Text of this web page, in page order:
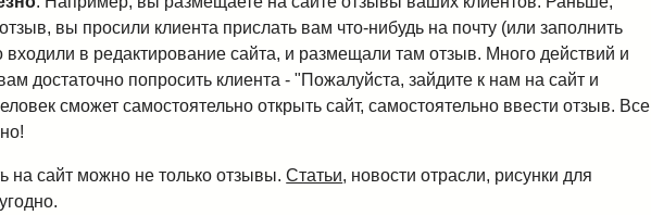
вы просили клиента прислать вам что-нибудь на почту (или заполнить
входили в редактирование сайта, и размещали там отзыв. Много действий и
достаточно попросить клиента - "Пожалуйста, зайдите к нам на сайт и
сможет самостоятельно открыть сайт, самостоятельно ввести отзыв. Все
на сайт можно не только отзывы.Статьи, новости отрасли, рисунки для